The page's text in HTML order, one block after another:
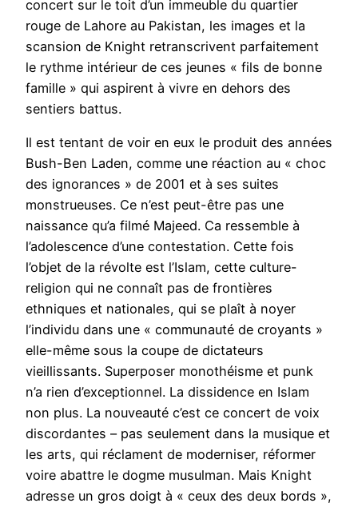
concert sur le toit d’un immeuble du quartier
rouge de Lahore au Pakistan, les images et la
scansion de Knight retranscrivent parfaitement
le rythme intérieur de ces jeunes « fils de bonne
famille » qui aspirent à vivre en dehors des
sentiers battus.
Il est tentant de voir en eux le produit des années
Bush-Ben Laden, comme une réaction au « choc
des ignorances » de 2001 et à ses suites
monstrueuses. Ce n’est peut-être pas une
naissance qu’a filmé Majeed. Ca ressemble à
l’adolescence d’une contestation. Cette fois
l’objet de la révolte est l’Islam, cette culture-
religion qui ne connaît pas de frontières
ethniques et nationales, qui se plaît à noyer
l’individu dans une « communauté de croyants »
elle-même sous la coupe de dictateurs
vieillissants. Superposer monothéisme et punk
n’a rien d’exceptionnel. La dissidence en Islam
non plus. La nouveauté c’est ce concert de voix
discordantes – pas seulement dans la musique et
les arts, qui réclament de moderniser, réformer
voire abattre le dogme musulman. Mais Knight
adresse un gros doigt à « ceux des deux bords »,